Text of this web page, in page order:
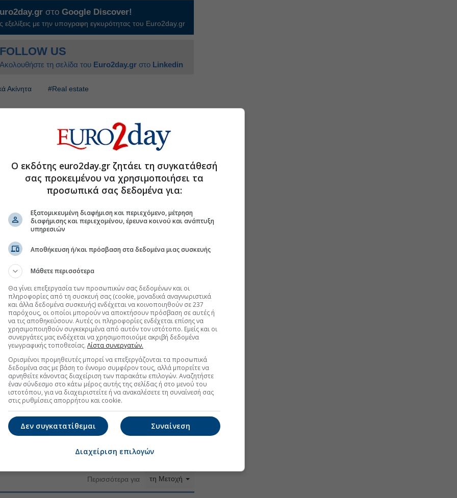
στοGoogle Discover!
εξελίξεις με την υπογραφη εγκυρότητας του Euro2day.gr
FOLLOW US
Ακολουθήστε τη σελίδα του Euro2day.gr στο Linkedin
Ακίνητα #Real estate
συμφωνία με την Alpha Bank
το πρώτο εξάμηνο
Dimand σε διπλή συναλλαγή με την ΔΕΔΔΗΕ
με τον ΣΥΡΙΖΑ του 2015-Η ΔΕΗ & οι κινήσεις
ΠΑΣΟΚ-ΕΛΑΣ
στο Discover
Περισσότερα για τη Μετοχή
Ο εκδότης euro2day.gr ζητάει τη συγκατάθεσή
σας προκειμένου να χρησιμοποιήσει τα
προσωπικά σας δεδομένα για:
Εξατομικευμένη διαφήμιση και περιεχόμενο, μέτρηση
διαφήμισης και περιεχομένου, έρευνα κοινού και ανάπτυξη
υπηρεσιών
Αποθήκευση ή/και πρόσβαση στα δεδομένα μιας συσκευής
Μάθετε περισσότερα
Θα γίνει επεξεργασία των προσωπικών σας δεδομένων και οι
πληροφορίες από τη συσκευή σας (cookie, μοναδικά αναγνωριστικά
και άλλα δεδομένα συσκευής) ενδέχεται να κοινοποιηθούν σε 237
παρόχους, οι οποίοι μπορούν να αποκτήσουν πρόσβαση σε αυτές ή
να τις αποθηκεύσουν. Αυτές οι πληροφορίες ενδέχεται επίσης να
χρησιμοποιηθούν συγκεκριμένα από αυτόν τον ιστότοπο. Εμείς και οι
συνεργάτες μας ενδέχεται να χρησιμοποιούμε ακριβή δεδομένα
γεωγραφικής τοποθεσίας. Λίστα συνεργατών.
Ορισμένοι προμηθευτές μπορεί να επεξεργάζονται τα προσωπικά
δεδομένα σας με βάση το έννομο συμφέρον τους, αλλά μπορείτε να
αρνηθείτε κάνοντας διαχείριση των παρακάτω επιλογών. Αναζητήστε
έναν σύνδεσμο στο κάτω μέρος αυτής της σελίδας ή στο μενού του
ιστοτόπου, για να διαχειριστείτε ή να ανακαλέσετε τη συναίνεσή σας
στις ρυθμίσεις απορρήτου και cookie.
Συναίνεση
Δεν συγκατατίθεμαι
Διαχείριση επιλογών